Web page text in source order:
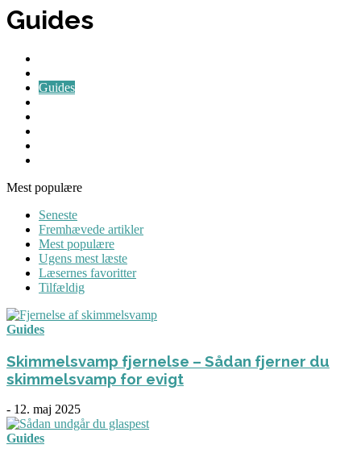
Guides
Guides
Mest populære
Seneste
Fremhævede artikler
Mest populære
Ugens mest læste
Læsernes favoritter
Tilfældig
Guides
Skimmelsvamp fjernelse – Sådan fjerner du
skimmelsvamp for evigt
- 12. maj 2025
Guides